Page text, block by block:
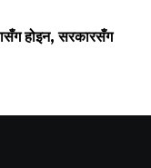
होइन, सरकारसँग